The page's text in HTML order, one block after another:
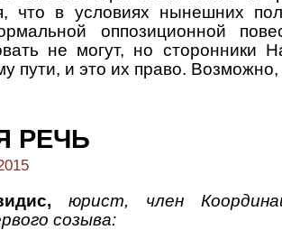
что в условиях нынешних
оппозиционной
не могут, но сторонники
пути, и это их право.
РЕЧЬ
юрист, член
созыва: